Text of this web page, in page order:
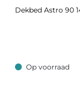
Dekbed Astro 90
Op voorraad
Op voorraad